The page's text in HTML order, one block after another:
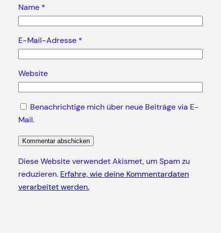
Name *
E-Mail-Adresse *
Website
Benachrichtige mich über neue Beiträge via E-
Mail.
Diese Website verwendet Akismet, um Spam zu
reduzieren. Erfahre, wie deine Kommentardaten
verarbeitet werden.